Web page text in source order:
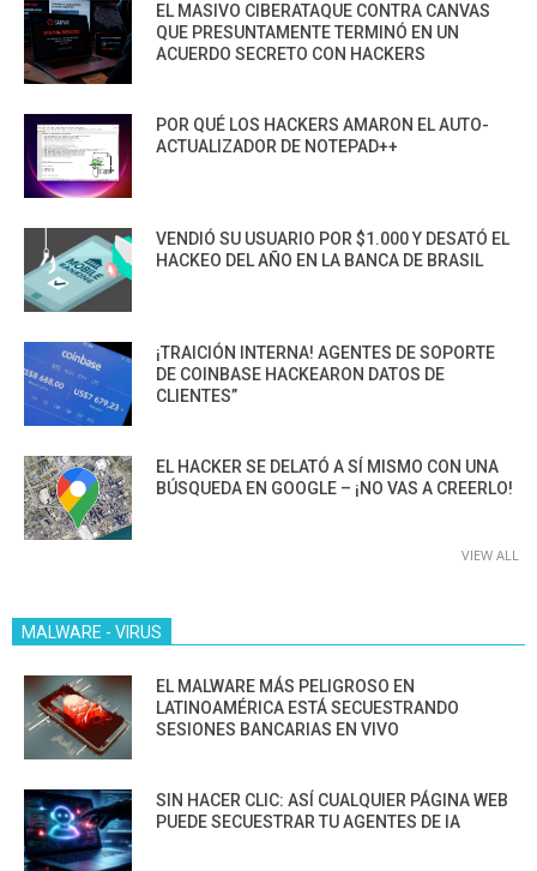
EL MASIVO CIBERATAQUE CONTRA CANVAS
QUE PRESUNTAMENTE TERMINÓ EN UN
ACUERDO SECRETO CON HACKERS
POR QUÉ LOS HACKERS AMARON EL AUTO-
ACTUALIZADOR DE NOTEPAD++
VENDIÓ SU USUARIO POR $1.000 Y DESATÓ EL
HACKEO DEL AÑO EN LA BANCA DE BRASIL
¡TRAICIÓN INTERNA! AGENTES DE SOPORTE
DE COINBASE HACKEARON DATOS DE
CLIENTES”
EL HACKER SE DELATÓ A SÍ MISMO CON UNA
BÚSQUEDA EN GOOGLE – ¡NO VAS A CREERLO!
VIEW ALL
MALWARE - VIRUS
EL MALWARE MÁS PELIGROSO EN
LATINOAMÉRICA ESTÁ SECUESTRANDO
SESIONES BANCARIAS EN VIVO
SIN HACER CLIC: ASÍ CUALQUIER PÁGINA WEB
PUEDE SECUESTRAR TU AGENTES DE IA